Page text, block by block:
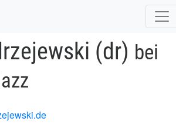
(dr) bei